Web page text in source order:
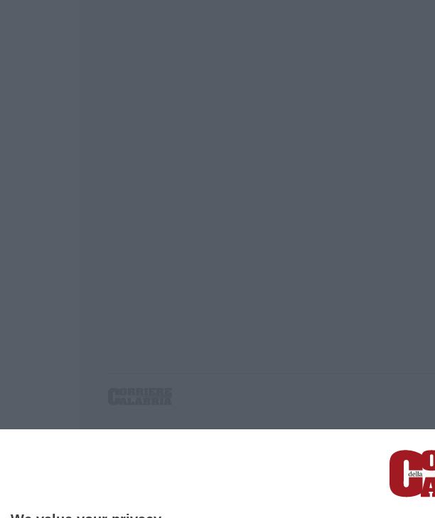
P.IVA. 03199620794, Via del mare 6/G, S.Eufemia, Lamezia Terme (CZ)
Iscrizione tribunale di Lamezia Terme 5/2011 - Direttore responsabile